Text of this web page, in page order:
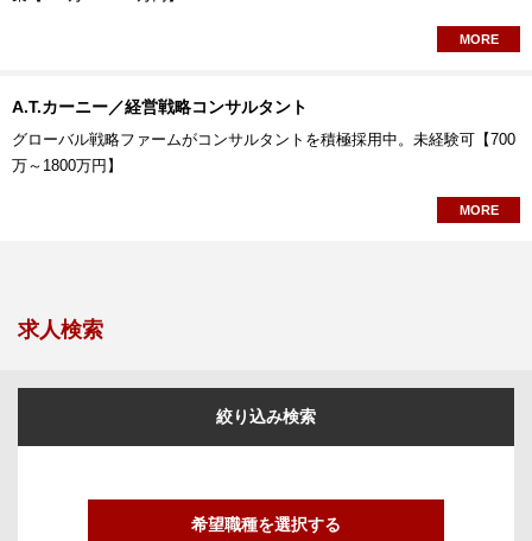
MORE
A.T.カーニー／経営戦略コンサルタント
グローバル戦略ファームがコンサルタントを積極採用中。未経験可【700
万～1800万円】
MORE
求人検索
絞り込み検索
希望職種を選択する